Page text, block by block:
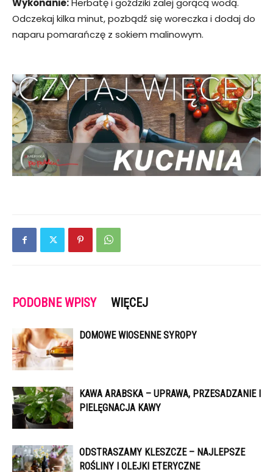
Wykonanie: Herbatę i goździki zalej gorącą wodą.
Odczekaj kilka minut, pozbądź się woreczka i dodaj do
naparu pomarańczę z sokiem malinowym.
PODOBNE WPISY WIĘCEJ
DOMOWE WIOSENNE SYROPY
KAWA ARABSKA – UPRAWA, PRZESADZANIE I
PIELĘGNACJA KAWY
ODSTRASZAMY KLESZCZE – NAJLEPSZE
ROŚLINY I OLEJKI ETERYCZNE